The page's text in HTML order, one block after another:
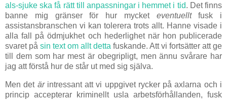
als-sjuke ska få rätt till anpassningar i hemmet i tid. Det finns
banne mig gränser för hur mycket eventuelltfusk i
assistansbranschen vi kan tolerera trots allt. Hanne visade i
alla fall på ödmjukhet och hederlighet när hon publicerade
svaret på sin text om allt detta fuskande. Att vi fortsätter att ge
till dem som har mest är obegripligt, men ännu svårare har
jag att förstå hur de står ut med sig själva.
Men det ärintressant att vi uppgivet rycker på axlarna och i
princip accepterar kriminellt usla arbetsförhållanden, fusk